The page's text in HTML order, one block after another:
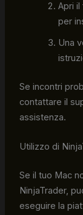
Apri
per
Una
Se incontri
contattare il
assistenza.
Utilizzo di
Se il tuo Mac
NinjaTrader,
eseguire la